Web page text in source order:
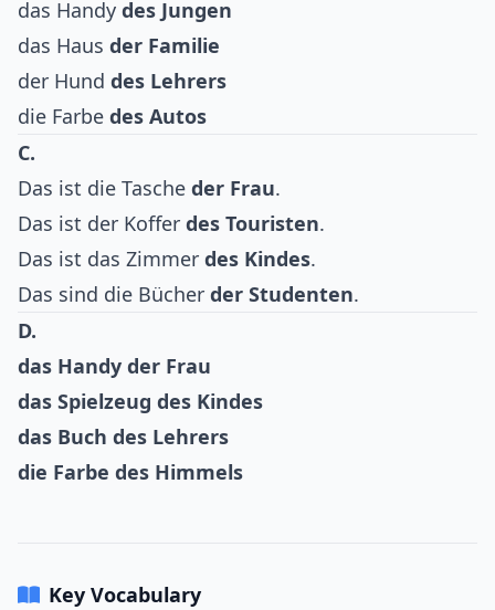
das Handy des Jungen
das Haus der Familie
der Hund des Lehrers
die Farbe des Autos
C.
Das ist die Tasche der Frau.
Das ist der Koffer des Touristen.
Das ist das Zimmer des Kindes.
Das sind die Bücher der Studenten.
D.
das Handy der Frau
das Spielzeug des Kindes
das Buch des Lehrers
die Farbe des Himmels
Key Vocabulary